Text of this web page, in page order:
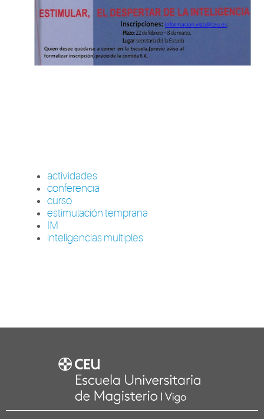
actividades
conferencia
curso
estimulación temprana
IM
inteligencias multiples